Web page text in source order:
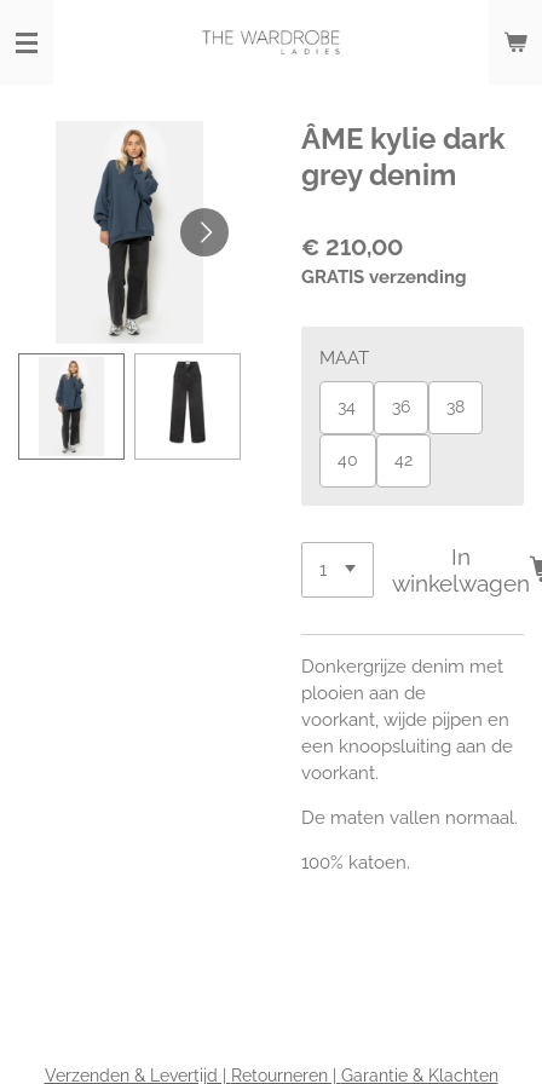
direct
ÂME kylie dark
grey denim
€ 210,00
GRATIS verzending
MAAT
34 36 38
40 42
In
winkelwagen
Donkergrijze denim met
plooien aan de
voorkant, wijde pijpen en
een knoopsluiting aan de
voorkant.
De maten vallen normaal.
100% katoen.
Verzenden & Levertijd | Retourneren | Garantie & Klachten